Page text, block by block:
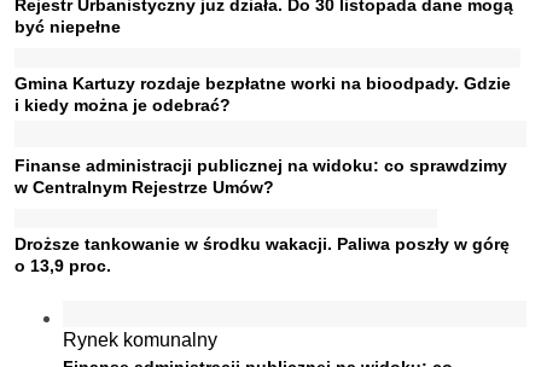
Rejestr Urbanistyczny już działa. Do 30 listopada dane mogą
być niepełne
Gmina Kartuzy rozdaje bezpłatne worki na bioodpady. Gdzie
i kiedy można je odebrać?
Finanse administracji publicznej na widoku: co sprawdzimy
w Centralnym Rejestrze Umów?
Droższe tankowanie w środku wakacji. Paliwa poszły w górę
o 13,9 proc.
Rynek komunalny